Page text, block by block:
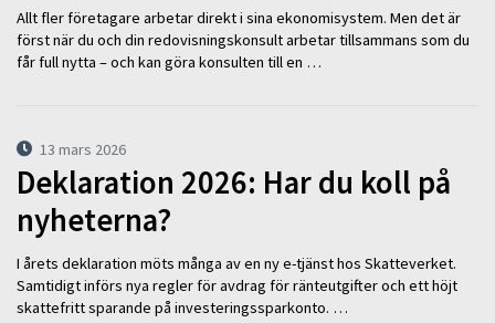
Allt fler företagare arbetar direkt i sina ekonomisystem. Men det är
först när du och din redovisningskonsult arbetar tillsammans som du
får full nytta – och kan göra konsulten till en …
13 mars 2026
Deklaration 2026: Har du koll på
nyheterna?
I årets deklaration möts många av en ny e-tjänst hos Skatteverket.
Samtidigt införs nya regler för avdrag för ränteutgifter och ett höjt
skattefritt sparande på investeringssparkonto. …